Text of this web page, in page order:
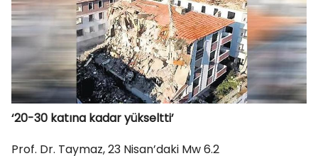
‘20-30 katına kadar yükseltti’
Prof. Dr. Taymaz, 23 Nisan’daki Mw 6.2